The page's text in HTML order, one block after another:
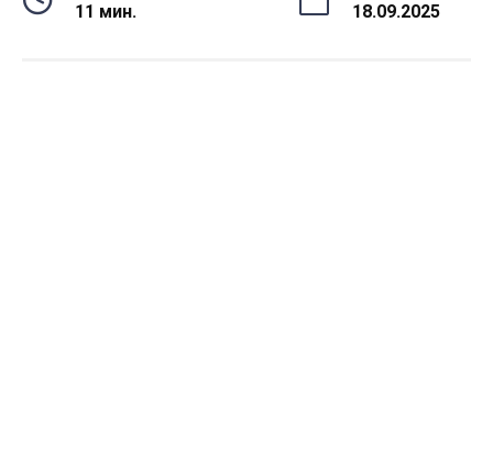
11 мин. 18.09.2025